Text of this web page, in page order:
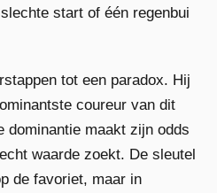
start of één regenbui
tot een paradox. Hij
coureur van dit
dominantie maakt zijn odds
waarde zoekt. De sleutel
de favoriet, maar in